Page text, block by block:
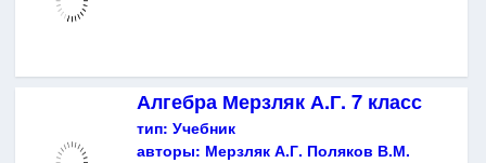
Алгебра Мерзляк А.Г. 7 класс
тип: Учебник
авторы: Мерзляк А.Г. Поляков В.М.